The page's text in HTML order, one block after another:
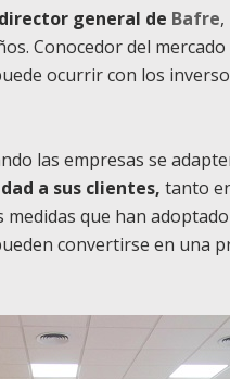
general de Bafre
Conocedor del
ocurrir con los
las empresas se
a sus clientes, tanto
medidas que han
convertirse en una